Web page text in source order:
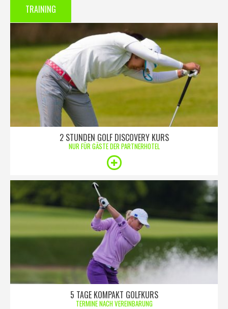
TRAINING
2 STUNDEN GOLF DISCOVERY KURS
NUR FÜR GÄSTE DER PARTNERHOTEL
5 TAGE KOMPAKT GOLFKURS
TERMINE NACH VEREINBARUNG